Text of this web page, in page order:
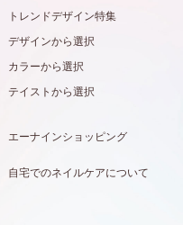
トレンドデザイン特集
デザインから選択
カラーから選択
テイストから選択
エーナインショッピング
自宅でのネイルケアについて